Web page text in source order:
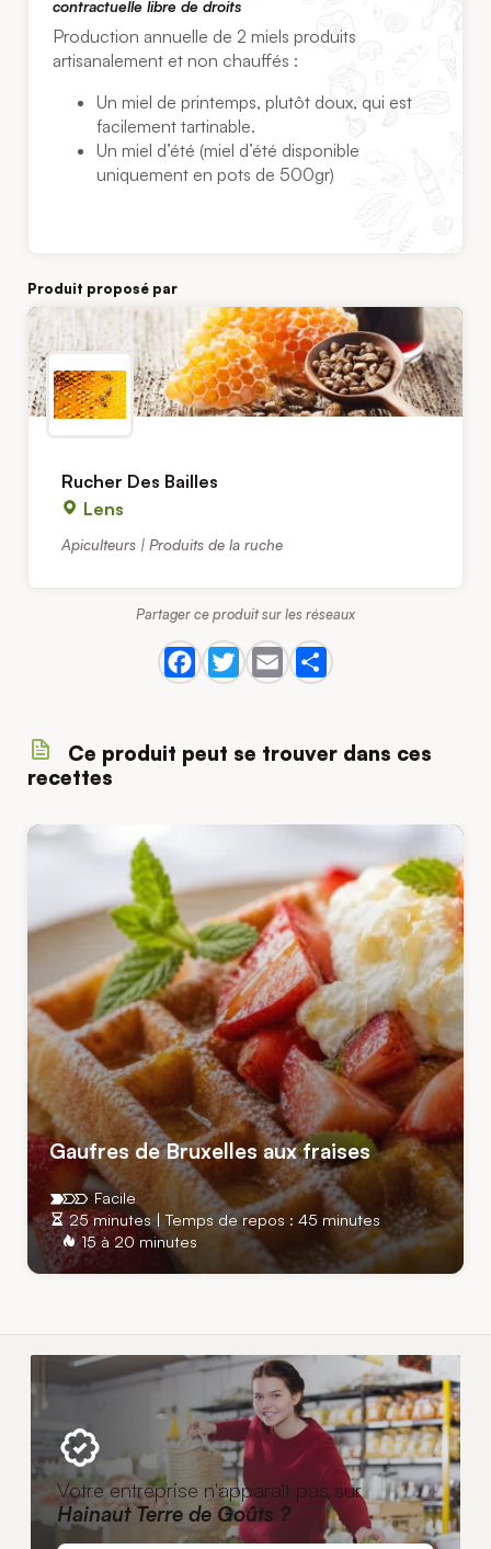
contractuelle libre de droits
Production annuelle de 2 miels produits
artisanalement et non chauffés :
Un miel de printemps, plutôt doux, qui est
facilement tartinable.
Un miel d’été (miel d’été disponible
uniquement en pots de 500gr)
Produit proposé par
Rucher Des Bailles
Lens
Apiculteurs | Produits de la ruche
Partager ce produit sur les réseaux
Ce produit peut se trouver dans ces
recettes
Gaufres de Bruxelles aux fraises
25 minutes | Temps de repos : 45 minutes
15 à 20 minutes
Facile
Votre entreprise n'apparaît pas sur
Hainaut Terre de Goûts ?